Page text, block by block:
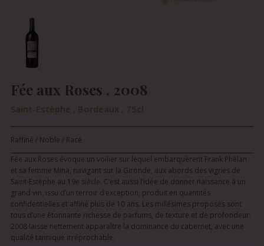
Fée aux Roses , 2008
Saint-Estèphe , Bordeaux , 75cl
Raffiné / Noble / Racé
Fée aux Roses évoque un voilier sur lequel embarquèrent Frank Phélan
et sa femme Mina, navigant sur la Gironde, aux abords des vignes de
Saint-Estèphe au 19e siècle. C’est aussi l’idée de donner naissance à un
grand vin, issu d’un terroir d’exception, produit en quantités
confidentielles et affiné plus de 10 ans. Les millésimes proposés sont
tous d’une étonnante richesse de parfums, de texture et de profondeur.
2008 laisse nettement apparaître la dominance du cabernet, avec une
qualité tannique irréprochable.